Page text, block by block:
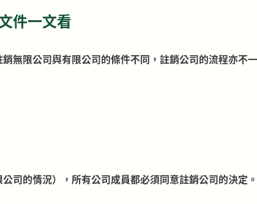
件一文看
無限公司與有限公司的條件不同，註銷公司的流程亦不
司的情況），所有公司成員都必須同意註銷公司的決定